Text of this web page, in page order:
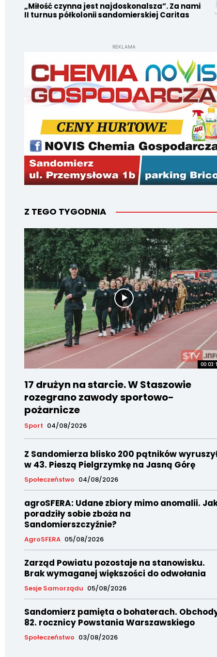
„Miłość czynna jest najdoskonalsza”. Za nami
II turnus półkolonii sandomierskiej Caritas
REKLAMA
Z TEGO TYGODNIA
17 drużyn na starcie. W Staszowie
rozegrano zawody sportowo-
pożarnicze
Sport 04/08/2026
Z Sandomierza blisko 200 pątników
w 43. Pieszą Pielgrzymkę na Jasną Górę
Społeczeństwo 04/08/2026
agroSFERA: Udane zbiory mimo anomalii.
poradziły sobie zboża na
Sandomierszczyźnie?
AgroSFERA 05/08/2026
Zarząd Powiatu pozostaje na stanowisku.
Brak wymaganej większości do odwołania
Sesje Samorządu 05/08/2026
Sandomierz pamięta o bohaterach.
82. rocznicy Powstania Warszawskiego
Społeczeństwo 03/08/2026